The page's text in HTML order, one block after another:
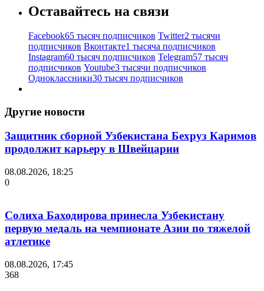
Оставайтесь на связи
Facebook65 тысяч подписчиков Twitter2 тысячи
подписчиков Вконтакте1 тысяча подписчиков
Instagram60 тысяч подписчиков Telegram57 тысяч
подписчиков Youtube3 тысячи подписчиков
Одноклассники30 тысяч подписчиков
Другие новости
Защитник сборной Узбекистана Бехруз Каримов
продолжит карьеру в Швейцарии
08.08.2026, 18:25
0
Солиха Баходирова принесла Узбекистану
первую медаль на чемпионате Азии по тяжелой
атлетике
08.08.2026, 17:45
368